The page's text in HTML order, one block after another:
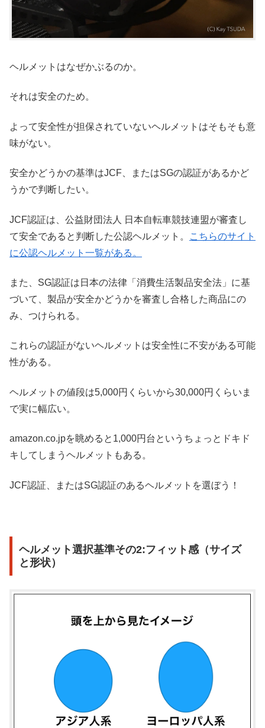
ヘルメットはなぜかぶるのか。
それは安全のため。
よって安全性が担保されていないヘルメットはそもそも意
味がない。
安全かどうかの基準はJCF、またはSGの認証があるかど
うかで判断したい。
JCF認証は、公益財団法人 日本自転車競技連盟が審査し
て安全であると判断した公認ヘルメット。
こちらのサイト
に公認ヘルメット一覧がある。
また、SG認証は日本の法律「消費生活製品安全法」に基
づいて、製品が安全かどうかを審査し合格した商品にの
み、つけられる。
これらの認証がないヘルメットは安全性に不安がある可能
性がある。
ヘルメットの値段は5,000円くらいから30,000円くらいま
で実に幅広い。
amazon.co.jpを眺めると1,000円台というちょっとドキド
キしてしまうヘルメットもある。
JCF認証、またはSG認証のあるヘルメットを選ぼう！
ヘルメット選択基準その2:フィット感（サイズ
と形状）